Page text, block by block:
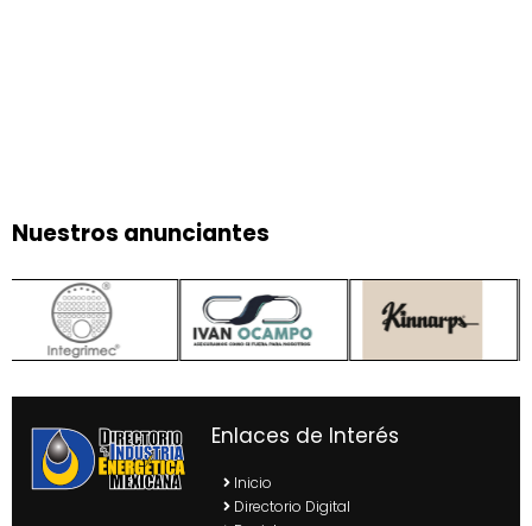
Nuestros anunciantes
Enlaces de Interés
Inicio
Directorio Digital